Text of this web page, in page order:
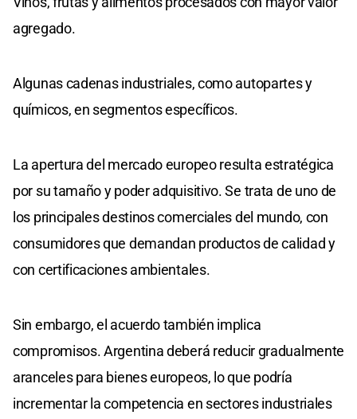
agregado.
Algunas cadenas industriales, como autopartes y
químicos, en segmentos específicos.
La apertura del mercado europeo resulta estratégica
por su tamaño y poder adquisitivo. Se trata de uno de
los principales destinos comerciales del mundo, con
consumidores que demandan productos de calidad y
con certificaciones ambientales.
Sin embargo, el acuerdo también implica
compromisos. Argentina deberá reducir gradualmente
aranceles para bienes europeos, lo que podría
incrementar la competencia en sectores industriales